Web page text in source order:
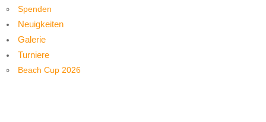
Spenden
Neuigkeiten
Galerie
Turniere
Beach Cup 2026